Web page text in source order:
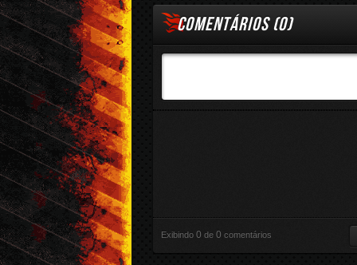
COMENTÁRIOS (0)
Exibindo 0 de 0 comentários